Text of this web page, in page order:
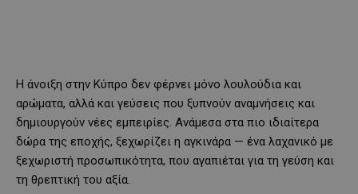
Η άνοιξη στην Κύπρο δεν φέρνει μόνο λουλούδια και
αρώματα, αλλά και γεύσεις που ξυπνούν αναμνήσεις και
δημιουργούν νέες εμπειρίες. Ανάμεσα στα πιο ιδιαίτερα
δώρα της εποχής, ξεχωρίζει η αγκινάρα — ένα λαχανικό με
ξεχωριστή προσωπικότητα, που αγαπιέται για τη γεύση και
τη θρεπτική του αξία.